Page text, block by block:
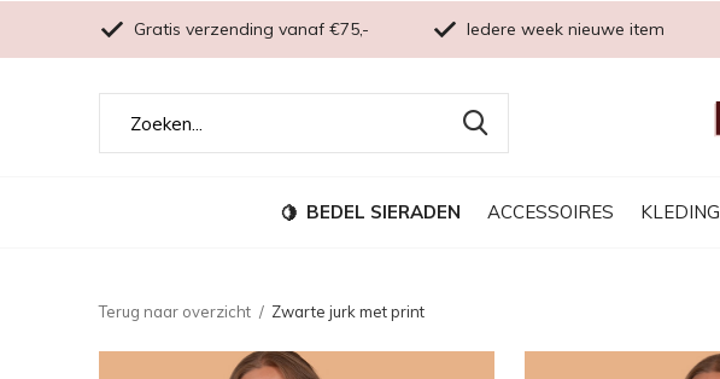
BEDEL SIERADEN ACCESSOIRES KLEDING
Gratis verzending vanaf €75,- Iedere week nieuwe item
Terug naar overzicht Zwarte jurk met print